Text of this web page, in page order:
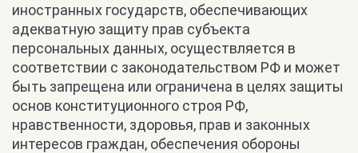
иностранных государств, обеспечивающих
адекватную защиту прав субъекта
персональных данных, осуществляется в
соответствии с законодательством РФ и может
быть запрещена или ограничена в целях защиты
основ конституционного строя РФ,
нравственности, здоровья, прав и законных
интересов граждан, обеспечения обороны